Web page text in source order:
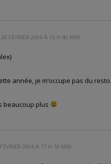
28 FÉVRIER 2006 À 15 H 40 MIN
année, je m’occupe pas du
beaucoup plus
2006 À 17 H 18 MIN